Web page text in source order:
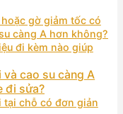
gờ giảm tốc có
càng A hơn không?
đi kèm nào giúp
cao su càng A
đi sửa?
tại chỗ có đơn giản